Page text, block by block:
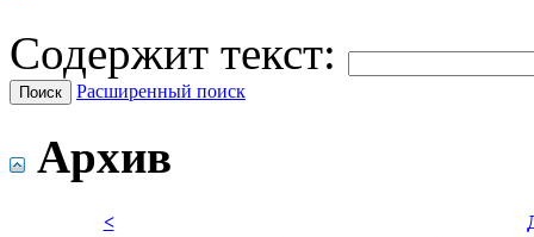
Содержит текст:
Расширенный поиск
Архив
<